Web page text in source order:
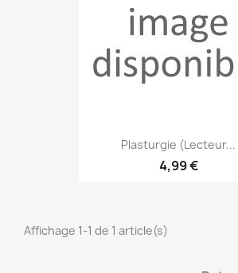
Plasturgie (Lecteur...
4,99 €
Affichage 1-1 de 1 article(s)